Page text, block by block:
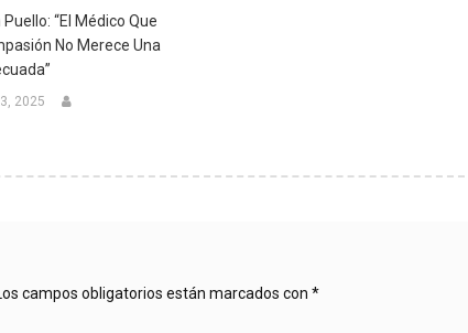
“El Médico Que
No Merece Una
2025
campos obligatorios están marcados con *